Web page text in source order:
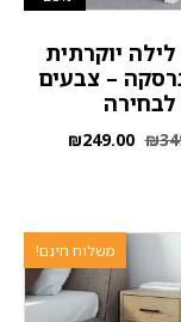
יוקרתית
– צבעים
לבחירה
₪
₪249.00
משלוח חינם!